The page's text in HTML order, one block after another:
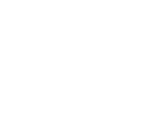
Loriculus